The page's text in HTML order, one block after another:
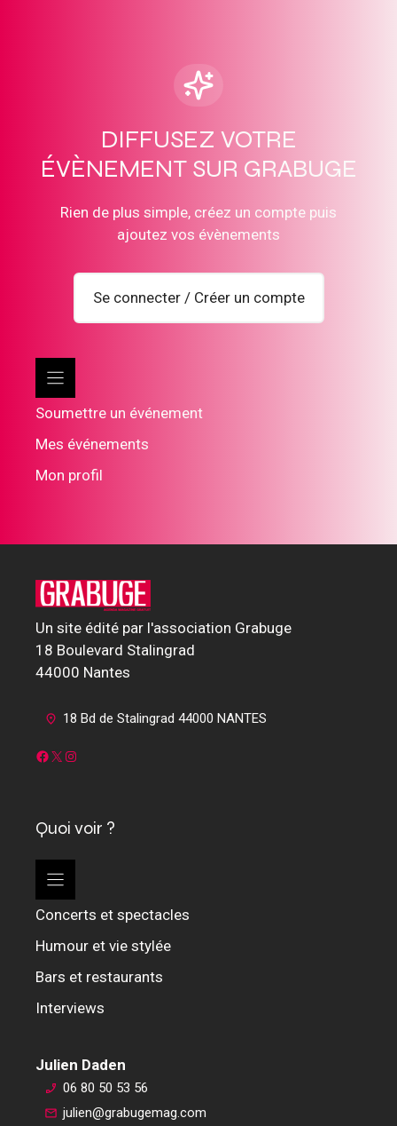
DIFFUSEZ VOTRE
ÉVÈNEMENT SUR GRABUGE
Rien de plus simple, créez un compte puis
ajoutez vos évènements
Se connecter / Créer un compte
Soumettre un événement
Mes événements
Mon profil
Un site édité par l'association Grabuge
18 Boulevard Stalingrad
44000 Nantes
18 Bd de Stalingrad 44000 NANTES
Facebook
X Instagram
Quoi voir ?
Concerts et spectacles
Humour et vie stylée
Bars et restaurants
Interviews
Julien Daden
06 80 50 53 56
julien@grabugemag.com